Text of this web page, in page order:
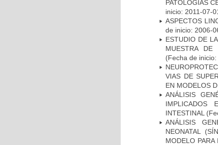
PATOLOGÍAS
inicio: 2011-07-
ASPECTOS
de inicio: 2006-
ESTUDIO DE
MUESTRA DE
(Fecha de
VIAS DE
EN MODELOS
ANÁLISIS
IMPLICADOS
INTESTINAL
ANÁLISIS
NEONATAL
MODELO